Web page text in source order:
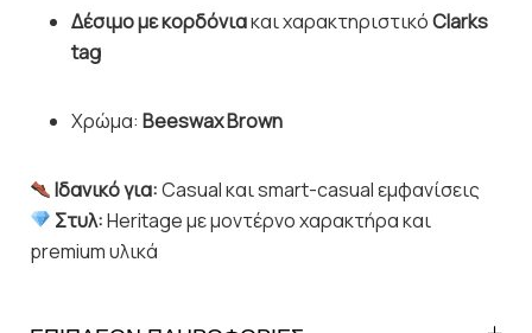
Δέσιμο με κορδόνιακαι χαρακτηριστικόClarks
tag
Χρώμα: Beeswax Brown
Ιδανικό για:Casual και smart-casual εμφανίσεις
Στυλ:Heritage με μοντέρνο χαρακτήρα και
premium υλικά